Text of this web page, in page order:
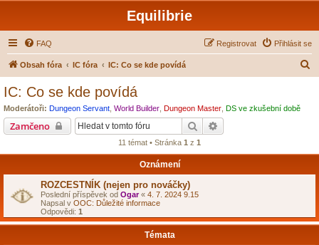
Equilibrie
FAQ Přihlásit se
Registrovat
Obsah fóra IC fóra IC: Co se kde povídá
IC: Co se kde povídá
Moderátoři: Dungeon Servant World Builder Dungeon Master DS ve zkušební době
Zamčeno Hledat
11 témat • Stránka 1 z 1
Oznámení
ROZCESTNÍK (nejen pro nováčky)
Poslední příspěvek od Ogar« 4. 7. 2024 9.15
Napsal v OOC: Důležité informace
Odpovědi: 1
Témata